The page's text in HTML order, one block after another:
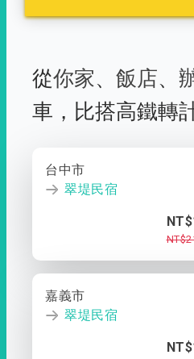
從你家、 飯店、
車， 比搭高鐵轉
台中市
翠堤民宿
嘉義市
翠堤民宿